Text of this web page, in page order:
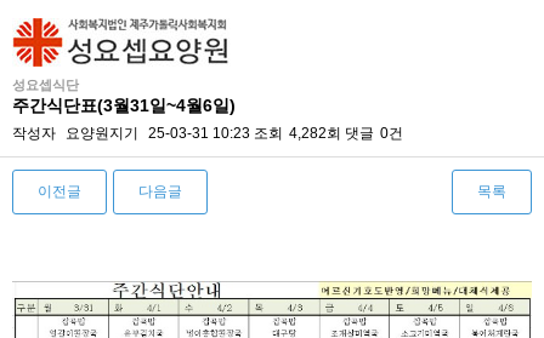
성요셉식단
주간식단표(3월31일~4월6일)
작성자 요양원지기 25-03-31 10:23 조회 4,282회 댓글 0건
이전글 다음글 목록